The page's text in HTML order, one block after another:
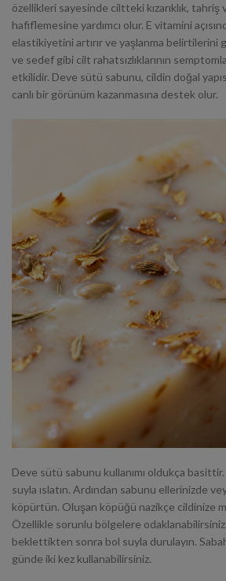
özellikleri sayesinde ciltteki kızarıklık, tahriş
hafiflemesine yardımcı olur. E vitamini
elastikiyetini artırır ve yaşlanma belirtilerini
ve sedef gibi cilt rahatsızlıklarının
etkilidir. Deve sütü sabunu, cildin doğal
canlı bir görünüm kazanmasına destek olur.
Deve sütü sabunu kullanımı oldukça basittir.
suyla ıslatın. Ardından sabunu ellerinizde
köpürtün. Oluşan köpüğü nazikçe cildinize
Özellikle sorunlu bölgelere
beklettikten sonra bol suyla durulayın.
günde iki kez kullanabilirsiniz.